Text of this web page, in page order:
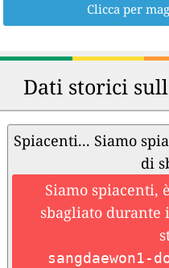
Clicca per
Dati storici
Spiacenti... Siamo
di
Siamo spiacenti,
sbagliato durante
sangdaewon1-